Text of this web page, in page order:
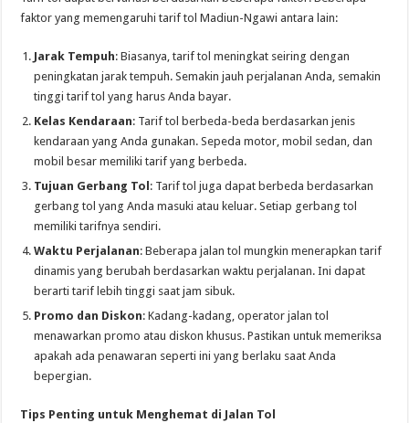
faktor yang memengaruhi tarif tol Madiun-Ngawi antara lain:
Jarak Tempuh: Biasanya, tarif tol meningkat seiring dengan
peningkatan jarak tempuh. Semakin jauh perjalanan Anda, semakin
tinggi tarif tol yang harus Anda bayar.
Kelas Kendaraan: Tarif tol berbeda-beda berdasarkan jenis
kendaraan yang Anda gunakan. Sepeda motor, mobil sedan, dan
mobil besar memiliki tarif yang berbeda.
Tujuan Gerbang Tol : Tarif tol juga dapat berbeda berdasarkan
gerbang tol yang Anda masuki atau keluar. Setiap gerbang tol
memiliki tarifnya sendiri.
Waktu Perjalanan: Beberapa jalan tol mungkin menerapkan tarif
dinamis yang berubah berdasarkan waktu perjalanan. Ini dapat
berarti tarif lebih tinggi saat jam sibuk.
Promo dan Diskon: Kadang-kadang, operator jalan tol
menawarkan promo atau diskon khusus. Pastikan untuk memeriksa
apakah ada penawaran seperti ini yang berlaku saat Anda
bepergian.
Tips Penting untuk Menghemat di Jalan Tol